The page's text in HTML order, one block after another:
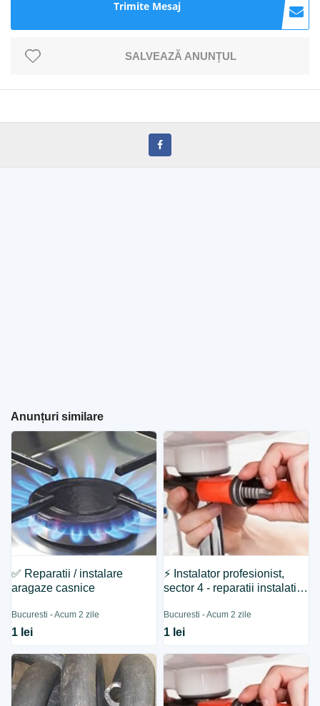
Trimite Mesaj
SALVEAZĂ ANUNȚUL
Anunțuri similare
✅ Reparatii / instalare
aragaze casnice
Bucuresti - Acum 2 zile
1 lei
⚡ Instalator profesionist,
sector 4 - reparatii instalatii
Bucuresti - Acum 2 zile
1 lei